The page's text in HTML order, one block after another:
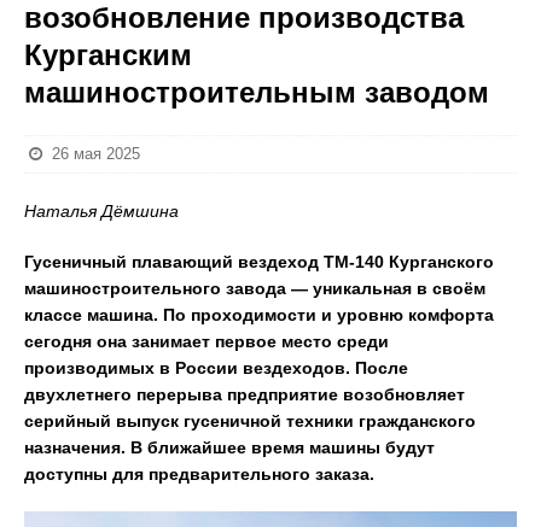
возобновление производства
Курганским
машиностроительным заводом
26 мая 2025
Наталья Дёмшина
Гусеничный плавающий вездеход ТМ-140 Курганского
машиностроительного завода — уникальная в своём
классе машина. По проходимости и уровню комфорта
сегодня она занимает первое место среди
производимых в России вездеходов. После
двухлетнего перерыва предприятие возобновляет
серийный выпуск гусеничной техники гражданского
назначения. В ближайшее время машины будут
доступны для предварительного заказа.